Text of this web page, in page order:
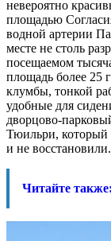
невероятно
площадью
водной артерии
месте не столь
посещаемом
площадь более 25
клумбы, тонкой
удобные для
дворцово-
Тюильри, который
и не восстановили.
Читайте также: